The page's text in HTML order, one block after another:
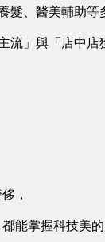
髮、醫美輔助等
流」與「店中店
，
能掌握科技美的